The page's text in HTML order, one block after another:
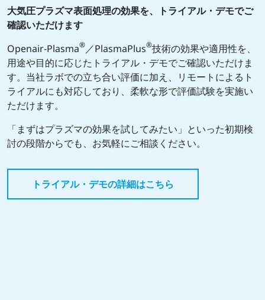
大気圧プラズマ表面処理の効果を、トライアル・デモでご
確認いただけます
Openair-Plasma®／PlasmaPlus®技術の効果や適用性を、
用途や目的に応じたトライアル・デモでご確認いただけま
す。当社ラボでの立ち合い評価に加え、リモートによるト
ライアルにも対応しており、柔軟な形で評価試験を実施い
ただけます。
「まずはプラズマの効果を試してみたい」といった初期検
討の段階からでも、お気軽にご相談ください。
トライアル・デモの詳細はこちら